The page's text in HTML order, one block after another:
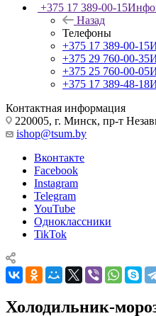
+375 17 389-00-15
Назад
Телефоны
+375 17 389-00-15
+375 29 760-00-35
+375 25 760-00-05
+375 17 389-48-18
Контактная информация
220005, г. Минск, пр-т
ishop@tsum.by
Вконтакте
Facebook
Instagram
Telegram
YouTube
Одноклассники
TikTok
Холодильник-